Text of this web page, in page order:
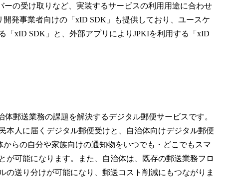
の受け取りなど、実装するサービスの利用用途に合わせ
発事業者向けの「xID SDK」も提供しており、ユースケ
「xID SDK」と、外部アプリによりJPKIを利用する「xID
体郵送業務の課題を解決するデジタル郵便サービスです。
本人に届くデジタル郵便受けと、自治体向けデジタル郵便
らの自分や家族向けの通知物をいつでも・どこでもスマ
が可能になります。また、自治体は、既存の郵送業務フロ
の送り分けが可能になり、郵送コスト削減にもつながりま